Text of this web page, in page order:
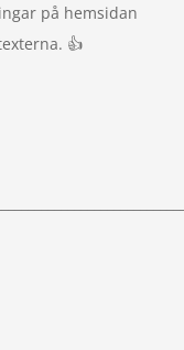
på hemsidan
👍